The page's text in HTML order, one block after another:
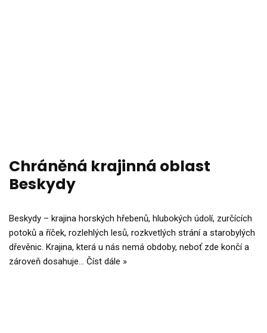
Chráněná krajinná oblast
Beskydy
Beskydy – krajina horských hřebenů, hlubokých údolí, zurčících
potoků a říček, rozlehlých lesů, rozkvetlých strání a starobylých
dřevěnic. Krajina, která u nás nemá obdoby, neboť zde končí a
zároveň dosahuje… Číst dále »